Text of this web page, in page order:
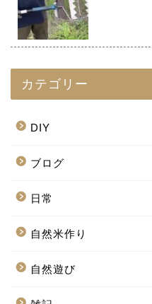
カテゴリー
DIY
ブログ
日常
自然米作り
自然遊び